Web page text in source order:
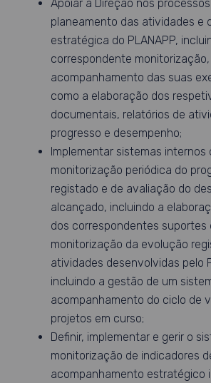
Apoiar a Direção nos
planeamento das atividades e
estratégica do PLANAPP,
correspondente monitorização,
acompanhamento das suas
como a elaboração dos
documentais, relatórios de
progresso e desempenho;
Implementar sistemas internos
monitorização periódica do
registado e de avaliação do
alcançado, incluindo a
dos correspondentes suportes
monitorização da evolução
atividades desenvolvidas pelo
incluindo a gestão de um
acompanhamento do ciclo de
projetos em curso;
Definir, implementar e gerir o
monitorização de indicadores
acompanhamento estratégico